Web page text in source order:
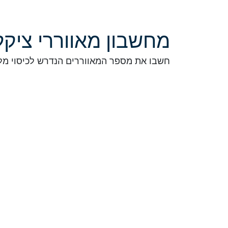
מחשבון מאווררי
חשבו את מספר המאווררים הנדרש לכיסוי